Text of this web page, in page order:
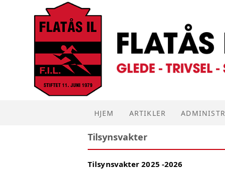
HJEM ARTIKLER
KJØREBOK
Tilsynsvakter
Tilsynsvakter 2025 -2026